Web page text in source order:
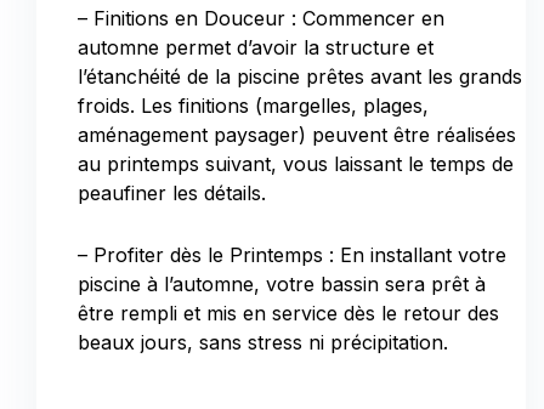
– Finitions en Douceur : Commencer en
automne permet d’avoir la structure et
l’étanchéité de la piscine prêtes avant les grands
froids. Les finitions (margelles, plages,
aménagement paysager) peuvent être réalisées
au printemps suivant, vous laissant le temps de
peaufiner les détails.
– Profiter dès le Printemps : En installant votre
piscine à l’automne, votre bassin sera prêt à
être rempli et mis en service dès le retour des
beaux jours, sans stress ni précipitation.